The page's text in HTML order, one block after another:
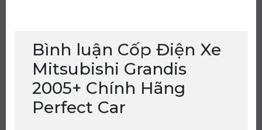
Bình luận Cốp Điện Xe
Mitsubishi Grandis
2005+ Chính Hãng
Perfect Car